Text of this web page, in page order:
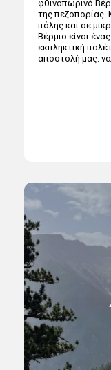
φθινοπωρινό
της
πόλης και σε
Βέρμιο είναι
εκπληκτική
αποστολή μας: